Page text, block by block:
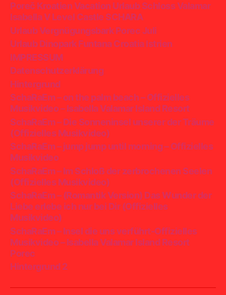
Poreč Kroatien Vacation Urlaub Schloss Valamar
Isabella V Level Castle SCHARA
Urlaub Vergnügungsbark Porec Juli
Urlaub Dinopark Funtana Croatia Istrien
IMPRESSUM
Datenschutzerklärung
Hintergrund
SchaRaEm – on the palm beach – Offizielles
Musikvideo – Isabella Valamar Island Resort
SchaRaEm – Die Sonneninsel unserer der Träume
(Offizielles Musikvideo)
SchaRaEm – jump jump until morning – Offizielles
Musikvideo
SchaRaEm – Im Schloß der zerbrochenen Seelen
(Offizielles Musikvideo)
SchaRaEm – (Romantik Version) Das Wunder der
Liebe erlebe ich nur bei Dir (Offizielles
Musikvideo)
SchaRaEm – Insel die uns verführt-Offizielles
Musikvideo – Isabella Valamar Island Resort
Porec
Hintergrund 2